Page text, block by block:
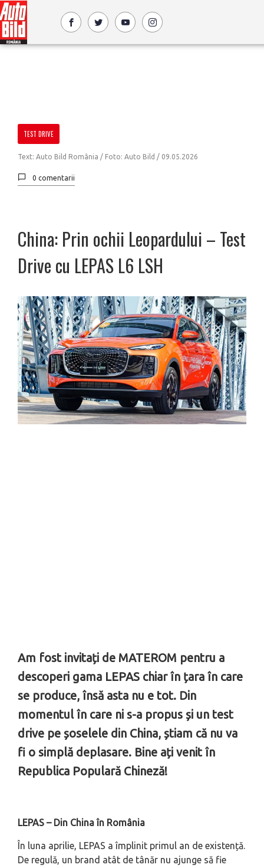
TEST DRIVE
Text: Auto Bild România / Foto: Auto Bild / 09.05.2026
0 comentarii
China: Prin ochii Leopardului – Test
Drive cu LEPAS L6 LSH
Am fost invitați de MATEROM pentru a
descoperi gama LEPAS chiar în țara în care
se produce, însă asta nu e tot. Din
momentul în care ni s-a propus și un test
drive pe șoselele din China, știam că nu va
fi o simplă deplasare. Bine ați venit în
Republica Populară Chineză!
LEPAS – Din China în România
În luna aprilie, LEPAS a împlinit primul an de existență.
De regulă, un brand atât de tânăr nu ajunge să fie